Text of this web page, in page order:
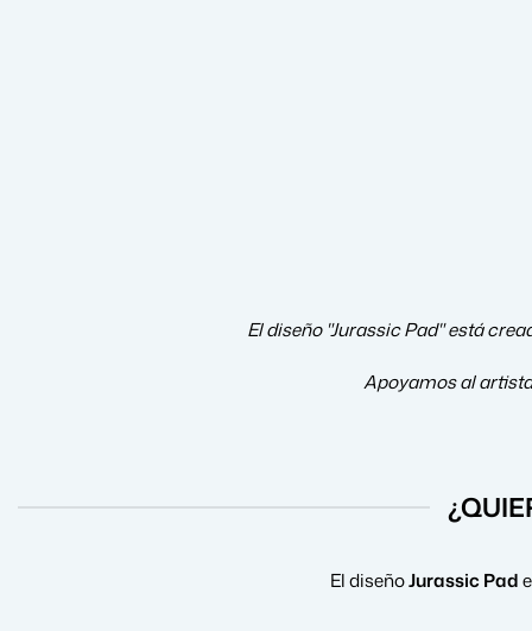
El diseño "Jurassic Pad" está
Apoyamos al
El diseñoJurassic Pad